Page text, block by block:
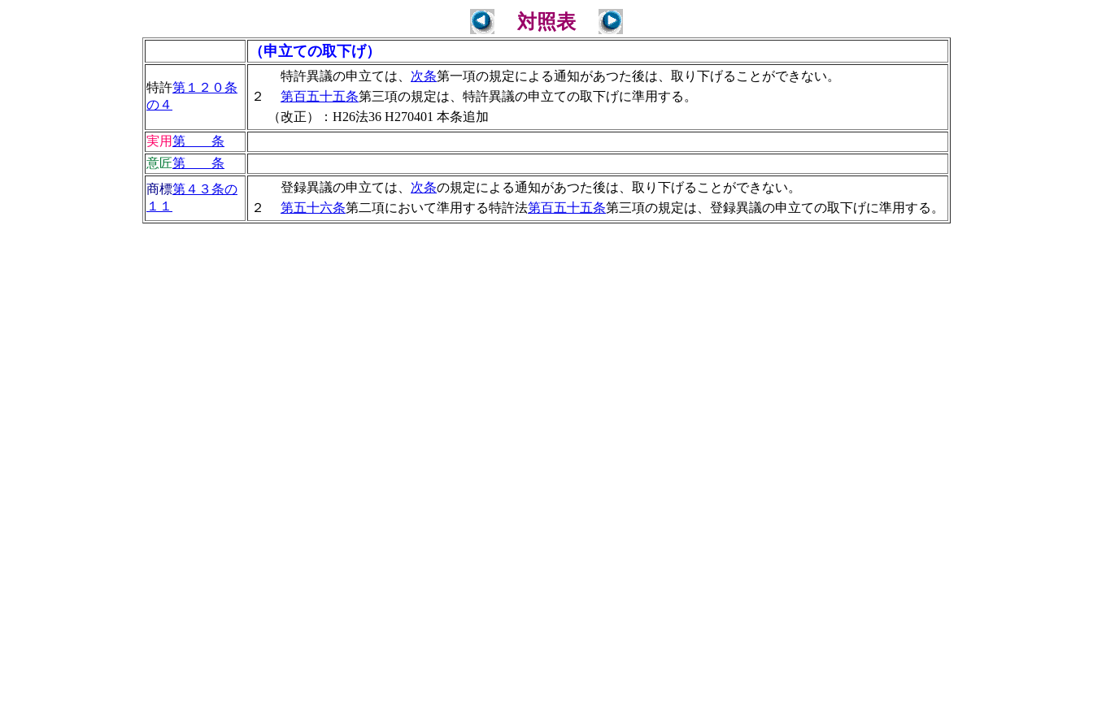
対照表
（申立ての取下げ）
特許第１２０条
の４
特許異議の申立ては、 次条第一項の規定による通知があつた後は、取り下げることができない。
２
第百五十五条第三項の規定は、特許異議の申立ての取下げに準用する。
（改正）：H26法36 H270401 本条追加
実用第 条
意匠第 条
商標第４３条の
１１
登録異議の申立ては、 次条の規定による通知があつた後は、取り下げることができない。
２
第五十六条第二項において準用する特許法第百五十五条第三項の規定は、登録異議の申立ての取下げに準用する。